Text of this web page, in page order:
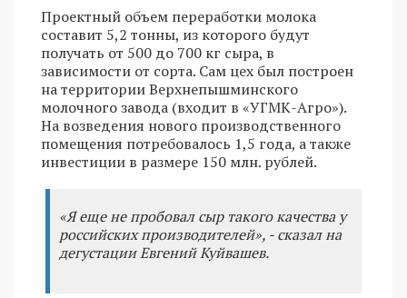
Проектный объем переработки молока
составит 5,2 тонны, из которого будут
получать от 500 до 700 кг сыра, в
зависимости от сорта. Сам цех был построен
на территории Верхнепышминского
молочного завода (входит в «УГМК-Агро»).
На возведения нового производственного
помещения потребовалось 1,5 года, а также
инвестиции в размере 150 млн. рублей.
«Я еще не пробовал сыр такого качества у
российских производителей», - сказал на
дегустации Евгений Куйвашев.